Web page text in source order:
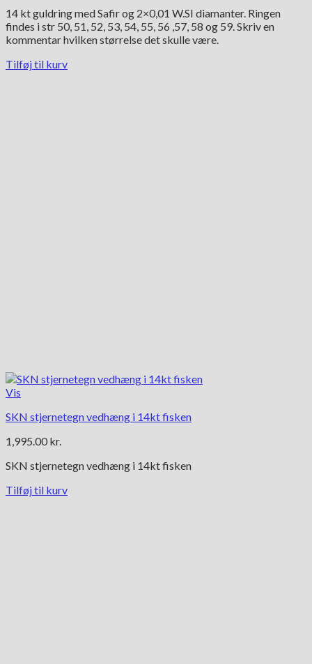
pris
var:
3,998.00 kr..
pris
er:
2,250.00 kr..
14 kt guldring med Safir og 2×0,01 W.SI diamanter. Ringen
findes i str 50, 51, 52, 53, 54, 55, 56 ,57, 58 og 59. Skriv en
kommentar hvilken størrelse det skulle være.
Tilføj til kurv
Vis
SKN stjernetegn vedhæng i 14kt fisken
1,995.00 kr.
SKN stjernetegn vedhæng i 14kt fisken
Tilføj til kurv